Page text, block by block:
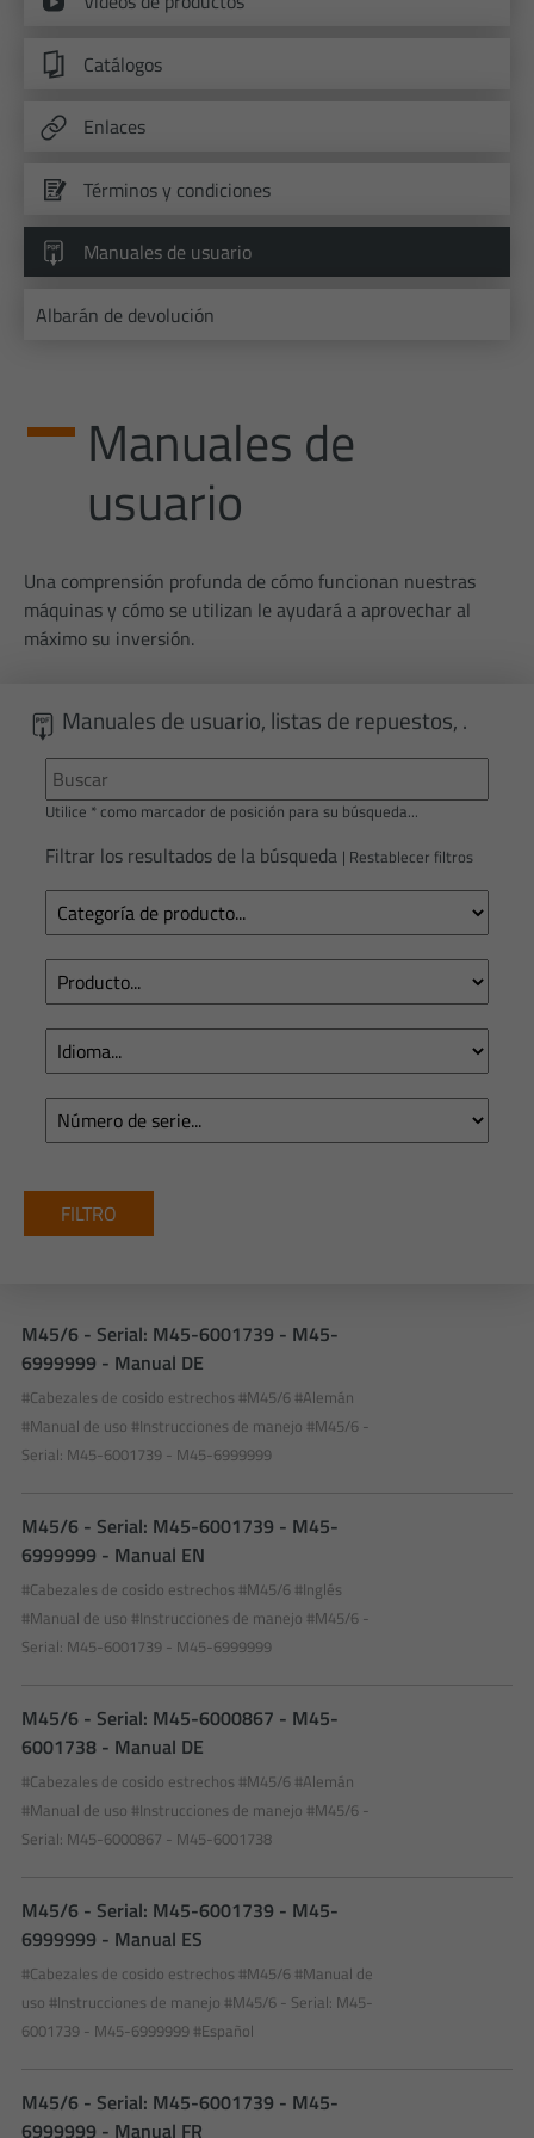
Catálogos
Enlaces
Términos y condiciones
Manuales de usuario
Albarán de devolución
Manuales de
usuario
Una comprensión profunda de cómo funcionan nuestras
máquinas y cómo se utilizan le ayudará a aprovechar al
máximo su inversión.
Manuales de usuario, listas de repuestos, .
Utilice * como marcador de posición para su búsqueda...
Filtrar los resultados de la búsqueda | Restablecer filtros
M45/6 - Serial: M45-6001739 - M45-
6999999 - Manual DE
#Cabezales de cosido estrechos #M45/6 #Alemán
#Manual de uso #Instrucciones de manejo #M45/6 -
Serial: M45-6001739 - M45-6999999
M45/6 - Serial: M45-6001739 - M45-
6999999 - Manual EN
#Cabezales de cosido estrechos #M45/6 #Inglés
#Manual de uso #Instrucciones de manejo #M45/6 -
Serial: M45-6001739 - M45-6999999
M45/6 - Serial: M45-6000867 - M45-
6001738 - Manual DE
#Cabezales de cosido estrechos #M45/6 #Alemán
#Manual de uso #Instrucciones de manejo #M45/6 -
Serial: M45-6000867 - M45-6001738
M45/6 - Serial: M45-6001739 - M45-
6999999 - Manual ES
#Cabezales de cosido estrechos #M45/6 #Manual de
uso #Instrucciones de manejo #M45/6 - Serial: M45-
6001739 - M45-6999999 #Español
M45/6 - Serial: M45-6001739 - M45-
6999999 - Manual FR
Fecha de
caducidad
1 Tag
Dieses Cookie wird von Google Analytics
umfassen die Anzahl der Besucher, die
aus der sie stammen, und die Seiten in
Proveedor Google Analytics
Fecha de
Dies ist ein von Google Analytics
Identitätsnummer des Kontos oder der
enthält, auf das es sich bezieht. Es
Variation des _gat-Cookies zu sein, das
mit hohem Traffic-Aufkommen
Datenmenge zu begrenzen.